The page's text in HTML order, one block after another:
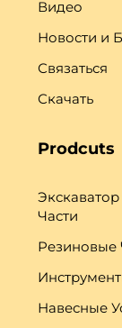
Видео
Новости и
Связаться
Скачать
Prodcuts
Части
Резиновые
Навесные